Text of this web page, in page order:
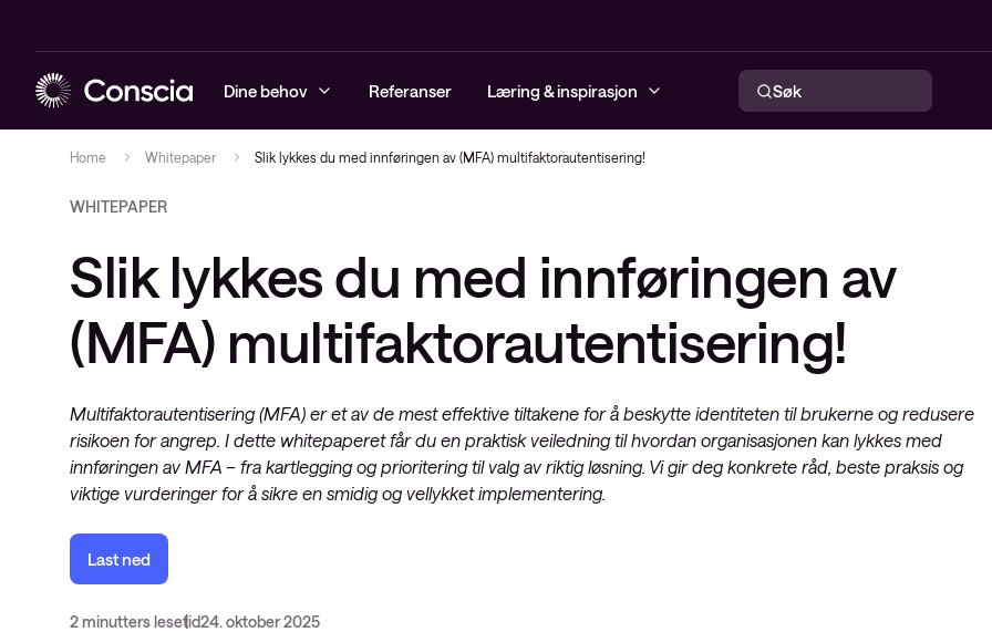
Dine behov
Modenhetsanalyse
Conscia Managed Detection &
Response (MDR)
Sikkerhetsløsninger
Infrastruktur
IaaS
Conscias Network Operations
Center (NOC)
Secure SD-WAN as a service
Løsninger Trådløse nettverk
Nettverksautomatisering
WAN og Service Provider-
Hybrid cloud
Observability
Digital Employee Experience
Conscia service & support
Conscia Software Adoption
Conscia Care
Cisco Enterprise Agreement
Software Lifecycle Advisory
Referanser Læring & inspirasjon
Blogg
Whitepapers
Videoer
Nyheter
Søk
Home Whitepaper Slik lykkes du med innføringen av (MFA) multifaktorautentisering!
WHITEPAPER
Slik lykkes du med innføringen av
(MFA) multifaktorautentisering!
Multifaktorautentisering (MFA) er et av de mest effektive tiltakene for å beskytte identiteten til brukerne og redusere
risikoen for angrep. I dette whitepaperet får du en praktisk veiledning til hvordan organisasjonen kan lykkes med
innføringen av MFA – fra kartlegging og prioritering til valg av riktig løsning. Vi gir deg konkrete råd, beste praksis og
viktige vurderinger for å sikre en smidig og vellykket implementering.
Last ned
2 minutters lesetid24. oktober 2025